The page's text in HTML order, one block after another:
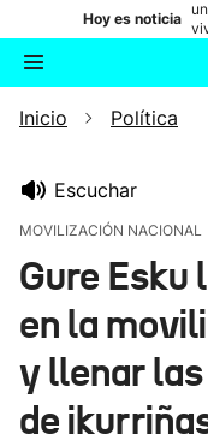
Hoy es noticia
Buscador
Inicio Política
Escuchar
MOVILIZACIÓN NACIONAL
Gure
en la
y llenar
de